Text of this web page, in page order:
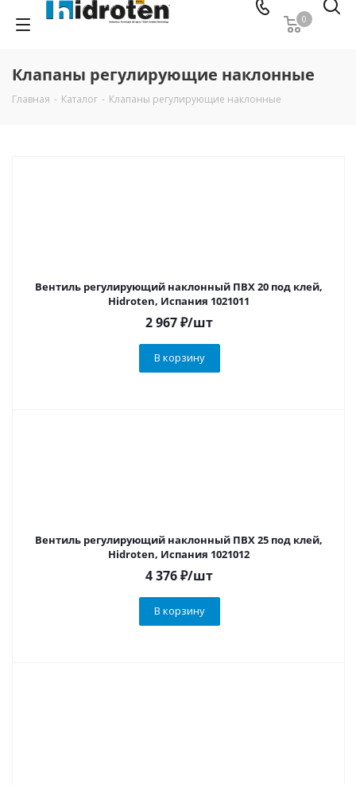
0
Клапаны регулирующие наклонные
Главная - Каталог - Клапаны регулирующие наклонные
Вентиль регулирующий наклонный ПВХ 20 под клей,
Hidroten, Испания 1021011
2 967₽/шт
В корзину
Вентиль регулирующий наклонный ПВХ 25 под клей,
Hidroten, Испания 1021012
4 376₽/шт
В корзину